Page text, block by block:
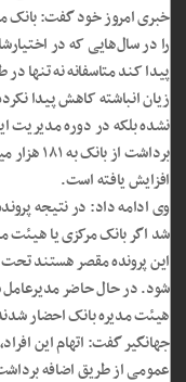
خبری امروز خود گفت: بانک
را در سال‌هایی که در
پیدا کند متاسفانه نه تنها
زیان انباشته کاهش پیدا
نشده بلکه در دوره مدیریت
افزایش یافته است.
وی ادامه داد: در نتیجه
شد اگر بانک مرکزی یا هیئت
این پرونده مقصر هستند تحت
شود. در حال حاضر مدیرعامل
هیئت مدیره بانک احضار شدند
جهانگیر گفت: اتهام این
عمومی از طریق اضافه